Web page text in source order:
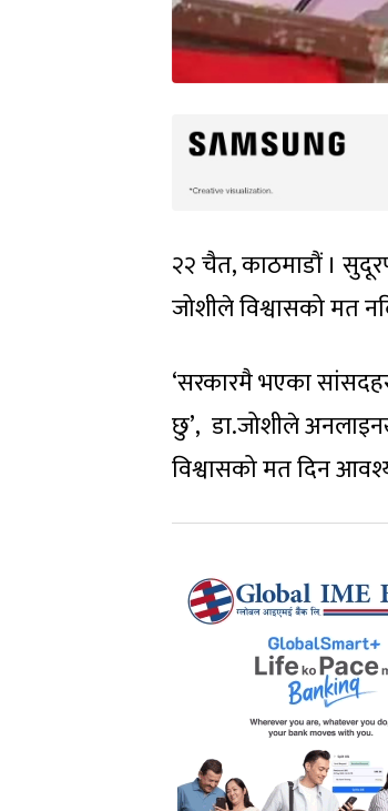
२२ चैत, काठमाडौं ।
जोशीले विश्वासको मत
‘सरकारमै भएका
छु’, डा.जोशीले
विश्वासको मत दिन